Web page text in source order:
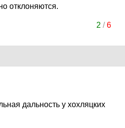
отклоняются.
2 /6
дальность у хохляцких